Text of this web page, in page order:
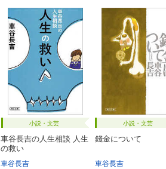
小説・文芸
車谷長吉の人生相談 人生
の救い
車谷長吉
小説・文芸
錢金について
車谷長吉